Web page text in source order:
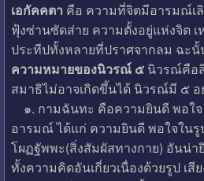
เอกัคคตา คือ ความที่จิตมีอารมณ์เ
ฟุ้งซ่านซัดส่าย ความตั้งอยู่แห่งจิต เ
ประทีปทั้งหลายที่ปราศจากลม ฉะนั้
ความหมายของนิวรณ์ ๕ นิวรณ์คือ
สมาธิไม่อาจเกิดขึ้นได้ นิวรณ์มี ๕ อ
๑. กามฉันทะ คือความยินดี พอใ
อารมณ์ ได้แก่ ความยินดี พอใจในรู
โผฏฐัพพะ(สิ่งสัมผัสทางกาย) อันน่า
ทั้งความคิดอันเกี่ยวเนื่องด้วยรูป เ